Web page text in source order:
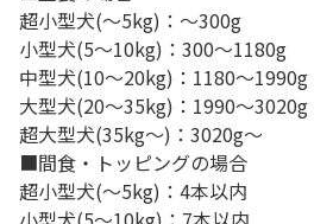
超小型犬(～5kg)：～300g
小型犬(5～10kg)：300～1180g
中型犬(10～20kg)：1180～1990g
大型犬(20～35kg)：1990～3020g
超大型犬(35kg～)：3020g～
■間食・トッピングの場合
超小型犬(～5kg)：4本以内